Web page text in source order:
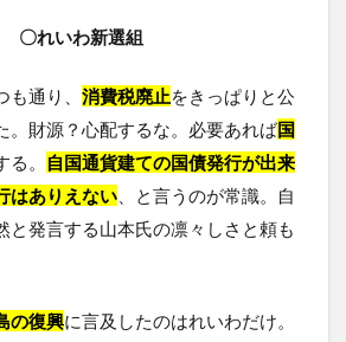
〇れいわ新選組
も通り、 消費税廃止をきっぱりと公
。財源？心配するな。必要あれば国
る。
自国通貨建ての国債発行が出来
はありえない 、と言うのが常識。自
と発言する山本氏の凛々しさと頼も
の復興に言及したのはれいわだけ。